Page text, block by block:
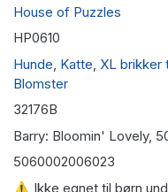
House of Puzzles
HP0610
Hunde Katte XL brikker
Blomster
32176B
Barry: Bloomin' Lovely,
5060002006023
⚠ Ikke egnet til børn